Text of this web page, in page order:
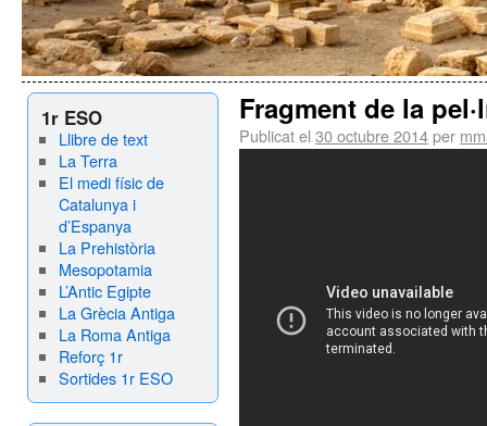
1r ESO
Llibre de text
La Terra
El medi físic de
Catalunya i
d’Espanya
La Prehistòria
Mesopotamia
L’Antic Egipte
La Grècia Antiga
La Roma Antiga
Reforç 1r
Sortides 1r ESO
Fragment de la
Publicat el 30 octubre 2014per